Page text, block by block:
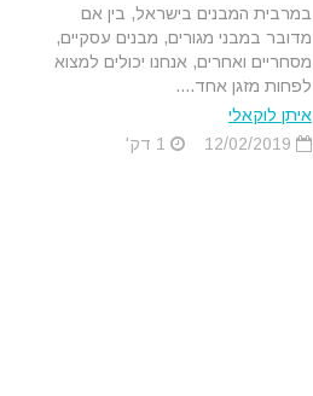
במרבית המבנים בישראל, בין אם
מדובר במבני מגורים, מבנים עסקיים,
מסחריים ואחרים, אנחנו יכולים למצוא
לפחות מזגן אחד....
איתן לוקאלי